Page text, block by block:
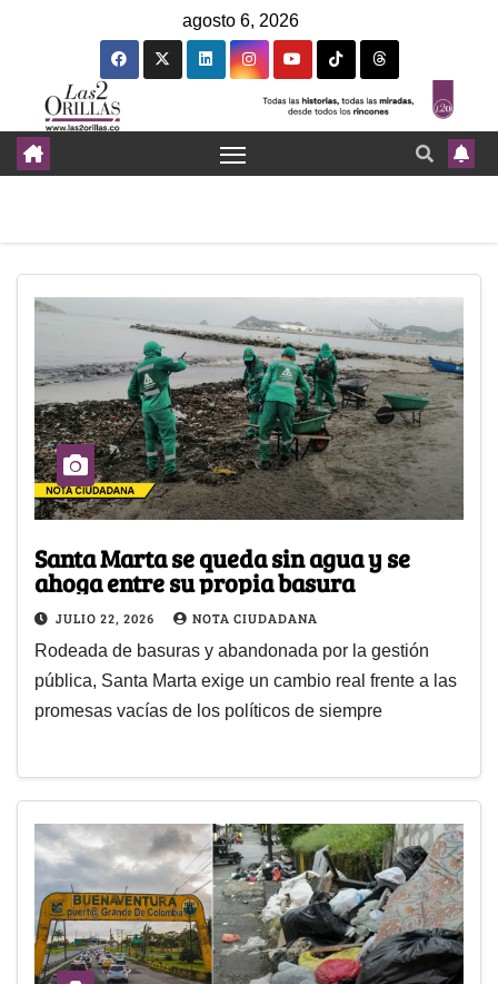
agosto 6, 2026
Santa Marta se queda sin agua y se
ahoga entre su propia basura
JULIO 22, 2026 NOTA CIUDADANA
Rodeada de basuras y abandonada por la gestión
pública, Santa Marta exige un cambio real frente a las
promesas vacías de los políticos de siempre